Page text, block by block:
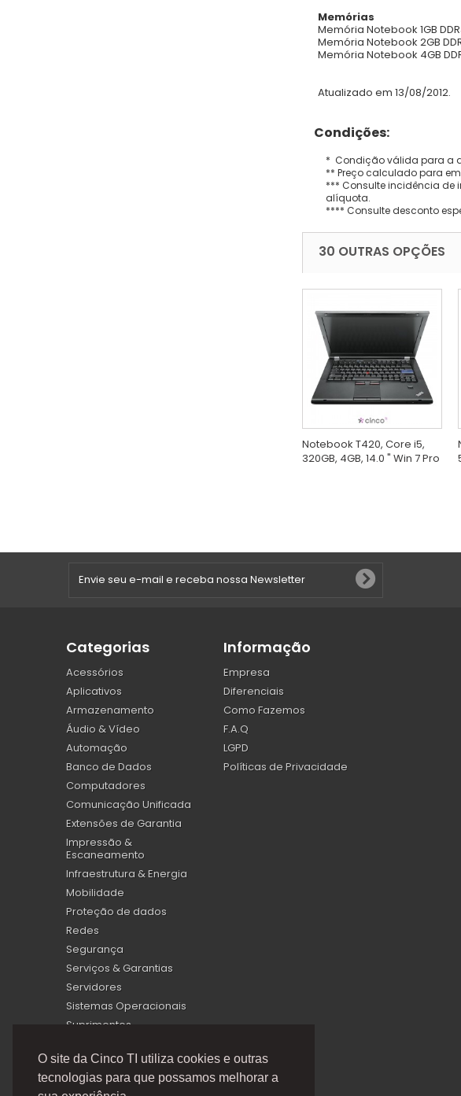
O site da Cinco TI utiliza cookies e outras
tecnologias para que possamos melhorar a
Memórias
Memória Notebook 1GB
Memória Notebook 2GB
Memória Notebook 4GB
Atualizado em 13/08/2012.
Condições:
* Condição válida para a
** Preço calculado para
*** Consulte incidência de
alíquota.
**** Consulte desconto
30 OUTRAS OPÇÕES
Notebook T420, Core i5,
320GB, 4GB, 14.0 " Win 7 Pro
Categorias
Acessórios
Aplicativos
Armazenamento
Áudio & Vídeo
Automação
Banco de Dados
Computadores
Comunicação Unificada
Extensões de Garantia
Impressão &
Escaneamento
Infraestrutura & Energia
Mobilidade
Proteção de dados
Redes
Segurança
Serviços & Garantias
Servidores
Sistemas Operacionais
Suprimentos
Informação
Empresa
Diferenciais
Como Fazemos
F.A.Q
LGPD
Políticas de Privacidade